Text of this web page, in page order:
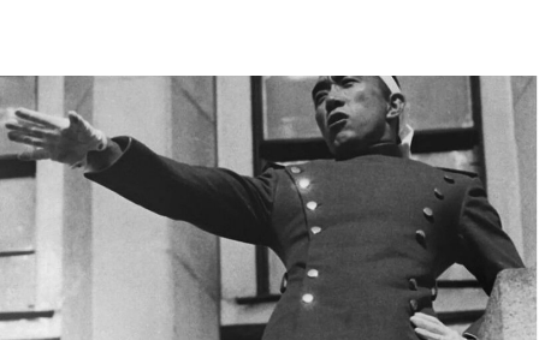
“阴谋论”的思考方式，或者多多少少都跟“阴谋论”沾
点边。并不夸张地说，在信息密度极高、更迭极快
的当今互联网社会，“阴谋论”的生产和传播速度相
较以前的时代已经有了指数级的增长。而且，类似
2021年1月6日发生于美国的国会山骚乱事件这样的
极端事例表明，“阴谋论”在如今人们的政治和文化
生活中早已不再是局限于小圈子内部供消遣和娱乐
的谈资，而是实实在在地产生了深远的现实影响。